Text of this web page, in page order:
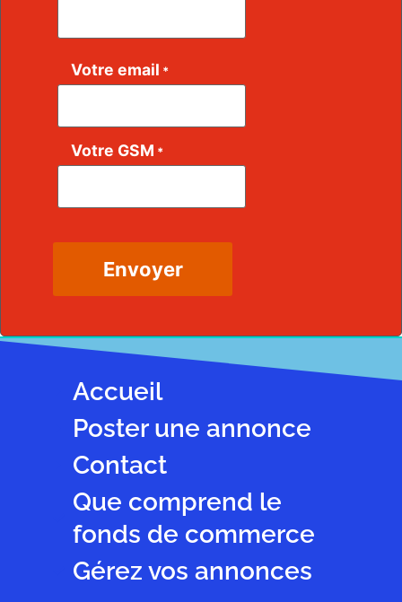
Votre email *
Votre GSM *
Accueil
Poster une annonce
Contact
Que comprend le
fonds de commerce
Gérez vos annonces